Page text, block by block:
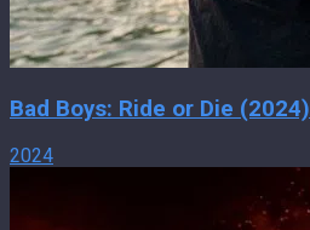
Bad Boys: Ride or Die (2024)
2024